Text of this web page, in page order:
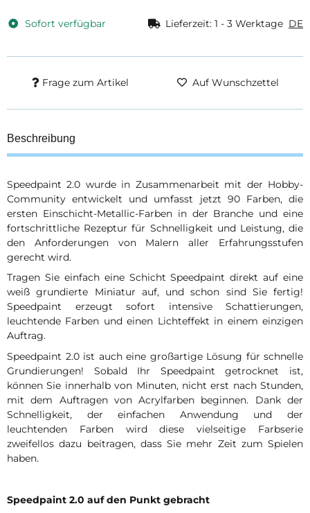
Sofort verfügbar Lieferzeit: 1 - 3 Werktage DE
Frage zum Artikel Auf Wunschzettel
Beschreibung
Speedpaint 2.0 wurde in Zusammenarbeit mit der Hobby-
Community entwickelt und umfasst jetzt 90 Farben, die
ersten Einschicht-Metallic-Farben in der Branche und eine
fortschrittliche Rezeptur für Schnelligkeit und Leistung, die
den Anforderungen von Malern aller Erfahrungsstufen
gerecht wird.
Tragen Sie einfach eine Schicht Speedpaint direkt auf eine
weiß grundierte Miniatur auf, und schon sind Sie fertig!
Speedpaint erzeugt sofort intensive Schattierungen,
leuchtende Farben und einen Lichteffekt in einem einzigen
Auftrag.
Speedpaint 2.0 ist auch eine großartige Lösung für schnelle
Grundierungen! Sobald Ihr Speedpaint getrocknet ist,
können Sie innerhalb von Minuten, nicht erst nach Stunden,
mit dem Auftragen von Acrylfarben beginnen. Dank der
Schnelligkeit, der einfachen Anwendung und der
leuchtenden Farben wird diese vielseitige Farbserie
zweifellos dazu beitragen, dass Sie mehr Zeit zum Spielen
haben.
Speedpaint 2.0 auf den Punkt gebracht